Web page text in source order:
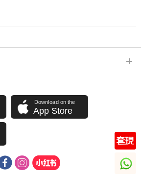
Download on the
App Store